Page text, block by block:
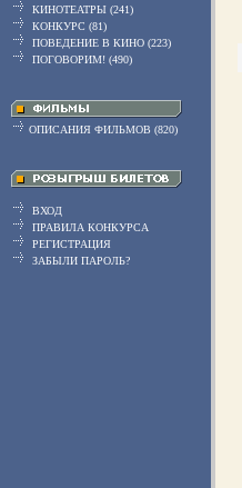
КИНОТЕАТРЫ (241)
КОНКУРС (81)
ПОВЕДЕНИЕ В КИНО (223)
ПОГОВОРИМ! (490)
ОПИСАНИЯ ФИЛЬМОВ (820)
ВХОД
ПРАВИЛА КОНКУРСА
РЕГИСТРАЦИЯ
ЗАБЫЛИ ПАРОЛЬ?